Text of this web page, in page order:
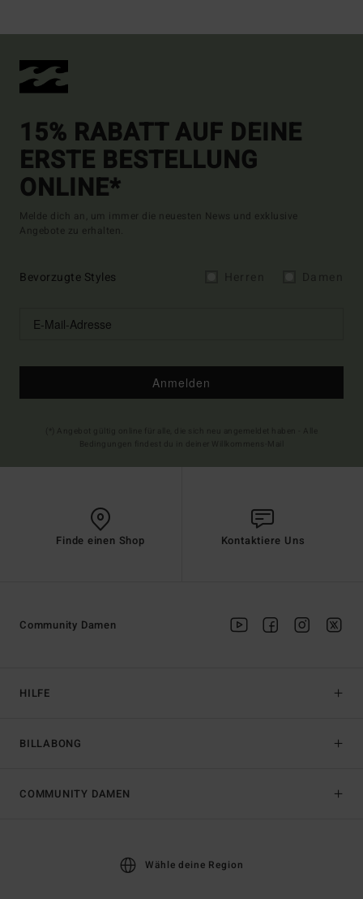
15% RABATT AUF DEINE
ERSTE BESTELLUNG
ONLINE*
Melde dich an, um immer die neuesten News und exklusive
Angebote zu erhalten.
Bevorzugte Styles
Anmelden
Finde einen Shop Kontaktiere Uns
HILFE
BILLABONG
Community Damen
COMMUNITY DAMEN
Wähle deine Region